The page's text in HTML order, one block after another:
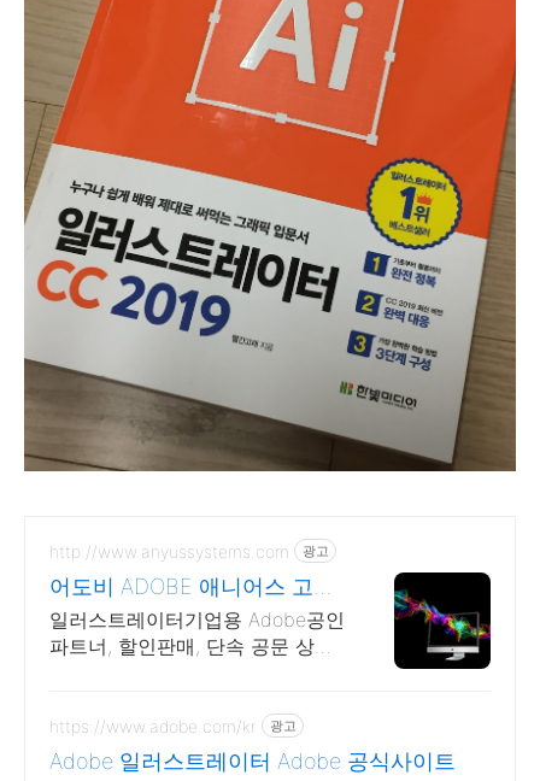
http://www.anyussystems.com 광고
어도비 ADOBE 애니어스 고객
과 소통하는 IT 파트너
일러스트레이터기업용 Adobe공인
파트너, 할인판매, 단속 공문 상담
된 상담을 제공합니다.
https://www.adobe.com/kr 광고
Adobe 일러스트레이터 Adobe 공식사이트